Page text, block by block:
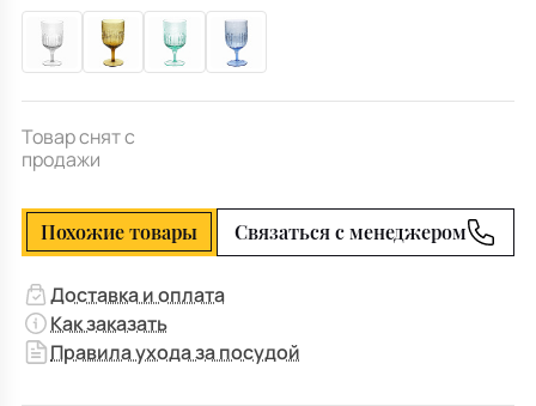
Товар снят с
продажи
Похожие товары Связаться с менеджером
Доставка и оплата
Как заказать
Правила ухода за посудой